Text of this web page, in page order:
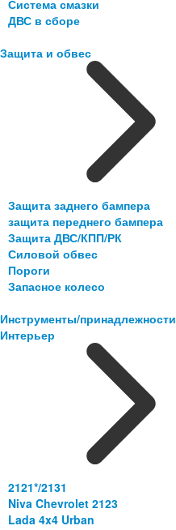
Система смазки
ДВС в сборе
Защита и обвес
Защита заднего бампера
защита переднего бампера
Защита ДВС/КПП/РК
Силовой обвес
Пороги
Запасное колесо
Инструменты/принадлежности
Интерьер
2121*/2131
Niva Chevrolet 2123
Lada 4x4 Urban